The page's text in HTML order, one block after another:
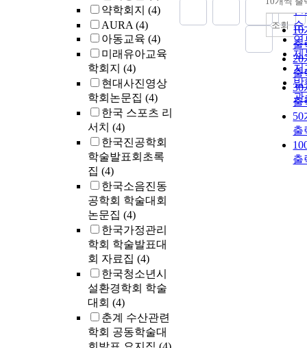
약학회지 (4)
AURA(4)
아동교육 (4)
미래유아교육
학회지 (4)
현대사진영상
학회논문집 (4)
한국 스포츠 리
서치 (4)
한국진공학회
학술발표회초록
집 (4)
한국소음진동
공학회 학술대회
논문집 (4)
한국가정관리
학회 학술발표대
회 자료집 (4)
한국청소년시
설환경학회 학술
대회 (4)
춘계 수산관련
학회 공동학술대
인
순
연
제
저
발
관
10
출
20
출
30
출
50
출
출
조회